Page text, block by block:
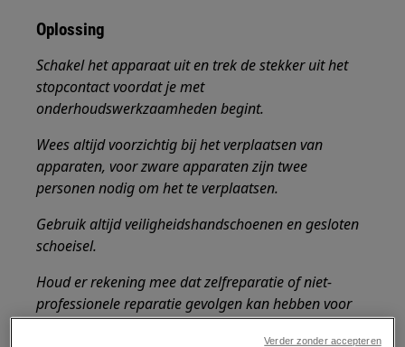
Oplossing
Schakel het apparaat uit en trek de stekker uit het
stopcontact voordat je met
onderhoudswerkzaamheden begint.
Wees altijd voorzichtig bij het verplaatsen van
apparaten, voor zware apparaten zijn twee
personen nodig om het te verplaatsen.
Gebruik altijd veiligheidshandschoenen en gesloten
schoeisel.
Houd er rekening mee dat zelfreparatie of niet-
professionele reparatie gevolgen kan hebben voor
de veiligheid als deze niet correct wordt uitgevoerd.
Verder zonder accepteren